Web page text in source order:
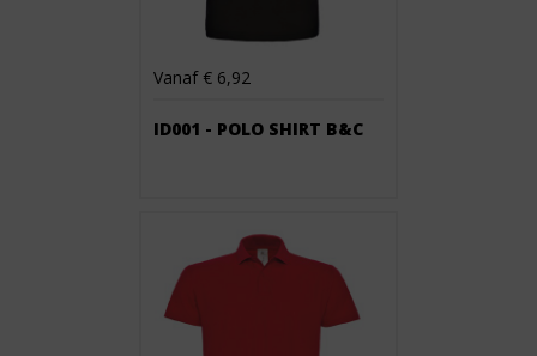
Vanaf € 6,92
ID001 - POLO SHIRT B&C